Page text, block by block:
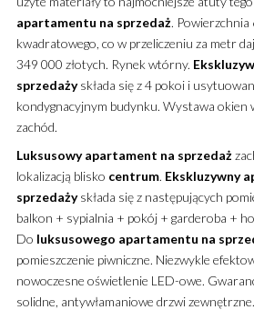
apartamentu na sprzedaż. Powierzchnia
kwadratowego, co w przeliczeniu za metr
349 000 złotych. Rynek wtórny.
sprzedażyskłada się z 4 pokoi i
kondygnacyjnym budynku. Wystawa okien
zachód.
Luksusowy apartament na sprzedaż
lokalizacją blisko centrum. Ekskluzywny
sprzedażyskłada się z następujących
balkon + sypialnia + pokój + garderoba +
Do luksusowego apartamentu na
pomieszczenie piwniczne. Niezwykle
nowoczesne oświetlenie LED-owe.
solidne, antywłamaniowe drzwi